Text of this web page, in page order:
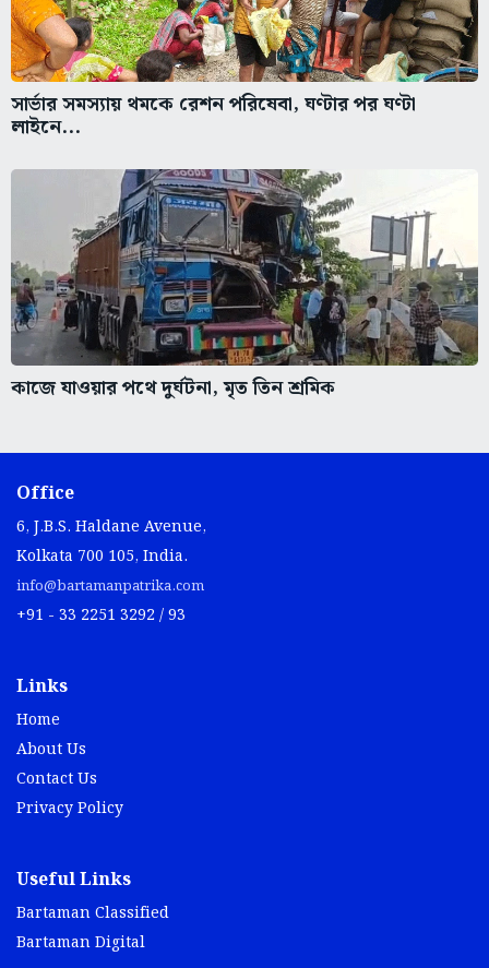
সার্ভার সমস্যায় থমকে রেশন পরিষেবা, ঘণ্টার পর ঘণ্টা
লাইনে...
কাজে যাওয়ার পথে দুর্ঘটনা, মৃত তিন শ্রমিক
Office
6, J.B.S. Haldane Avenue,
Kolkata 700 105, India.
info@bartamanpatrika.com
+91 - 33 2251 3292 / 93
Links
Home
About Us
Contact Us
Privacy Policy
Useful Links
Bartaman Classified
Bartaman Digital